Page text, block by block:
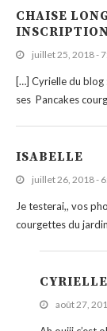
CHAISE
juillet 25, 2018 -
[…] Cyrielle du blog
ses Pancakes
ISABELLE
juillet 26, 2018 -
Je testerai,, vos
courgettes du
CYRIELLE
août 27,